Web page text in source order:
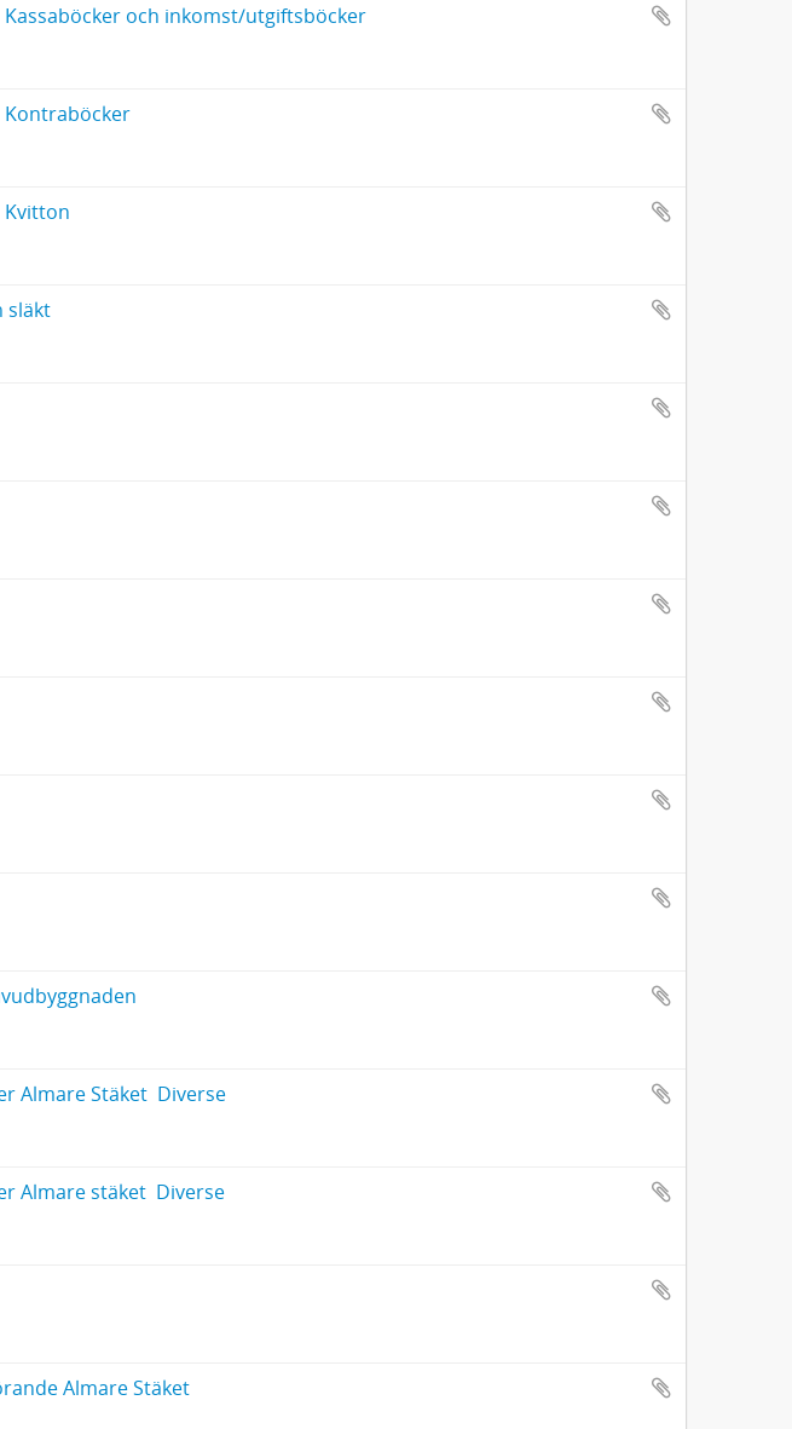
Kassaböcker och inkomst/utgiftsböcker
Kontraböcker
Kvitton
släkt
Stäket  Diverse
stäket  Diverse
Almare Stäket